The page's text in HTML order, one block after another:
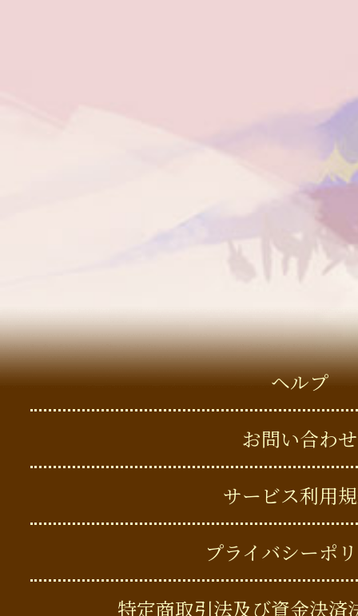
ヘルプ
お問い合わせ
サービス利用
プライバシーポ
特定商取引法及び資金決済